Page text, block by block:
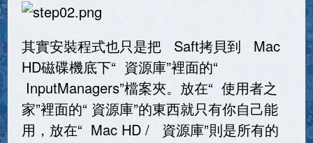
其實安裝程式也只是把 Saft拷貝到 Mac
HD磁碟機底下“ 資源庫”裡面的“
InputManagers”檔案夾。放在“ 使用者之
家”裡面的“ 資源庫”的東西就只有你自己能
用，放在“ Mac HD / 資源庫”則是所有的